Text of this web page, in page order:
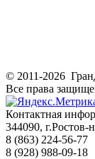
© 2011-2026
Все права
Контактная
344090, г.Ростов-
8 (863) 224-56-
8 (928) 988-09-18